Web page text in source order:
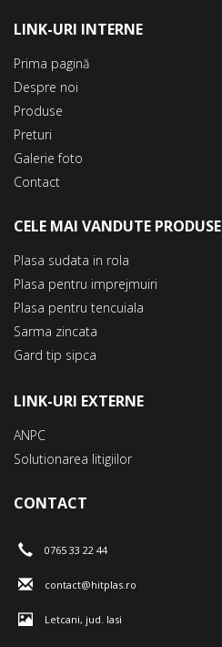
LINK-URI INTERNE
Prima pagină
Despre noi
Produse
Preturi
Galerie foto
Contact
CELE MAI VANDUTE PRODUSE
Plasa sudata in rola
Plasa pentru imprejmuiri
Plasa pentru tencuiala
Sarma zincata
Gard tip sipca
LINK-URI EXTERNE
ANPC
Solutionarea litigiilor
CONTACT
0765 33 22 44
contact@hitplas.ro
Letcani, jud. Iasi